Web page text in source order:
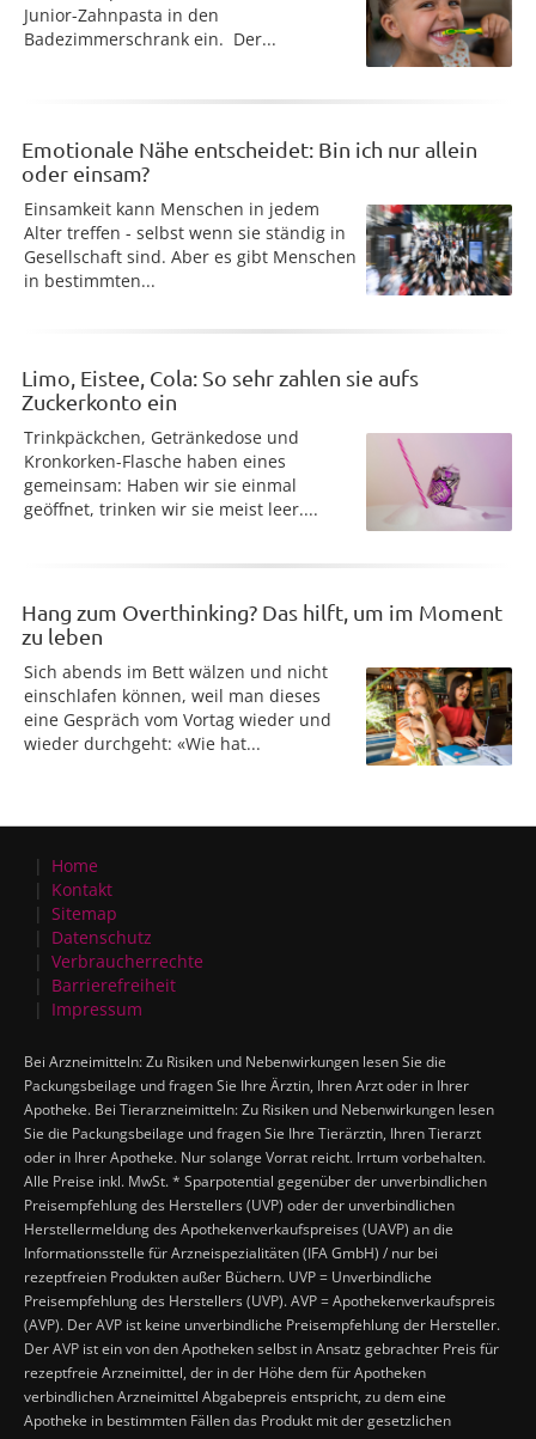
Junior-Zahnpasta in den
Badezimmerschrank ein. Der...
Emotionale Nähe entscheidet: Bin ich nur allein
oder einsam?
Einsamkeit kann Menschen in jedem
Alter treffen - selbst wenn sie ständig in
Gesellschaft sind. Aber es gibt Menschen
in bestimmten...
Limo, Eistee, Cola: So sehr zahlen sie aufs
Zuckerkonto ein
Trinkpäckchen, Getränkedose und
Kronkorken-Flasche haben eines
gemeinsam: Haben wir sie einmal
geöffnet, trinken wir sie meist leer....
Hang zum Overthinking? Das hilft, um im Moment
zu leben
Sich abends im Bett wälzen und nicht
einschlafen können, weil man dieses
eine Gespräch vom Vortag wieder und
wieder durchgeht: «Wie hat...
Home
Kontakt
Sitemap
Datenschutz
Verbraucherrechte
Barrierefreiheit
Impressum
Bei Arzneimitteln: Zu Risiken und Nebenwirkungen lesen Sie die
Packungsbeilage und fragen Sie Ihre Ärztin, Ihren Arzt oder in Ihrer
Apotheke. Bei Tierarzneimitteln: Zu Risiken und Nebenwirkungen lesen
Sie die Packungsbeilage und fragen Sie Ihre Tierärztin, Ihren Tierarzt
oder in Ihrer Apotheke. Nur solange Vorrat reicht. Irrtum vorbehalten.
Alle Preise inkl. MwSt. * Sparpotential gegenüber der unverbindlichen
Preisempfehlung des Herstellers (UVP) oder der unverbindlichen
Herstellermeldung des Apothekenverkaufspreises (UAVP) an die
Informationsstelle für Arzneispezialitäten (IFA GmbH) / nur bei
rezeptfreien Produkten außer Büchern. UVP = Unverbindliche
Preisempfehlung des Herstellers (UVP). AVP = Apothekenverkaufspreis
(AVP). Der AVP ist keine unverbindliche Preisempfehlung der Hersteller.
Der AVP ist ein von den Apotheken selbst in Ansatz gebrachter Preis für
rezeptfreie Arzneimittel, der in der Höhe dem für Apotheken
verbindlichen Arzneimittel Abgabepreis entspricht, zu dem eine
Apotheke in bestimmten Fällen das Produkt mit der gesetzlichen